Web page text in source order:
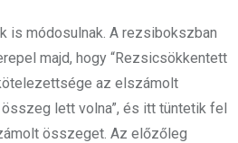
is módosulnak. A rezsibokszban
majd, hogy “Rezsicsökkentett
az elszámolt
lett volna”, és itt tüntetik fel
összeget. Az előzőleg